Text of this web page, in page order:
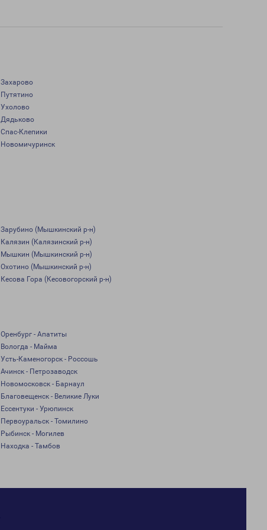
Захарово
Путятино
Ухолово
Дядьково
Спас-Клепики
Новомичуринск
Зарубино (Мышкинский р-н)
Калязин (Калязинский р-н)
Мышкин (Мышкинский р-н)
Охотино (Мышкинский р-н)
Кесова Гора (Кесовогорский р-н)
Оренбург - Апатиты
Вологда - Майма
Усть-Каменогорск - Россошь
Ачинск - Петрозаводск
Новомосковск - Барнаул
Благовещенск - Великие Луки
Ессентуки - Урюпинск
Первоуральск - Томилино
Рыбинск - Могилев
Находка - Тамбов